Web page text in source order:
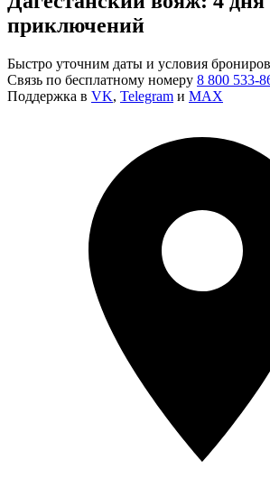
приключений
Быстро уточним даты и условия
Связь по бесплатному номеру 8 800 533-
Поддержка в VK, Telegram и MAX